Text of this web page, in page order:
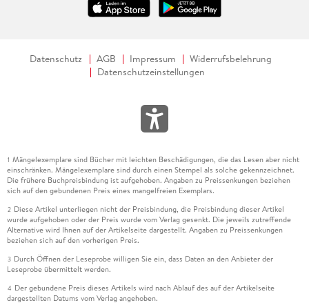
Datenschutz AGB Impressum
Widerrufsbelehrung
Datenschutzeinstellungen
1 Mängelexemplare sind Bücher mit leichten Beschädigungen, die das Lesen aber nicht
einschränken. Mängelexemplare sind durch einen Stempel als solche gekennzeichnet.
Die frühere Buchpreisbindung ist aufgehoben. Angaben zu Preissenkungen beziehen
sich auf den gebundenen Preis eines mangelfreien Exemplars.
2 Diese Artikel unterliegen nicht der Preisbindung, die Preisbindung dieser Artikel
wurde aufgehoben oder der Preis wurde vom Verlag gesenkt. Die jeweils zutreffende
Alternative wird Ihnen auf der Artikelseite dargestellt. Angaben zu Preissenkungen
beziehen sich auf den vorherigen Preis.
3 Durch Öffnen der Leseprobe willigen Sie ein, dass Daten an den Anbieter der
Leseprobe übermittelt werden.
4 Der gebundene Preis dieses Artikels wird nach Ablauf des auf der Artikelseite
dargestellten Datums vom Verlag angehoben.